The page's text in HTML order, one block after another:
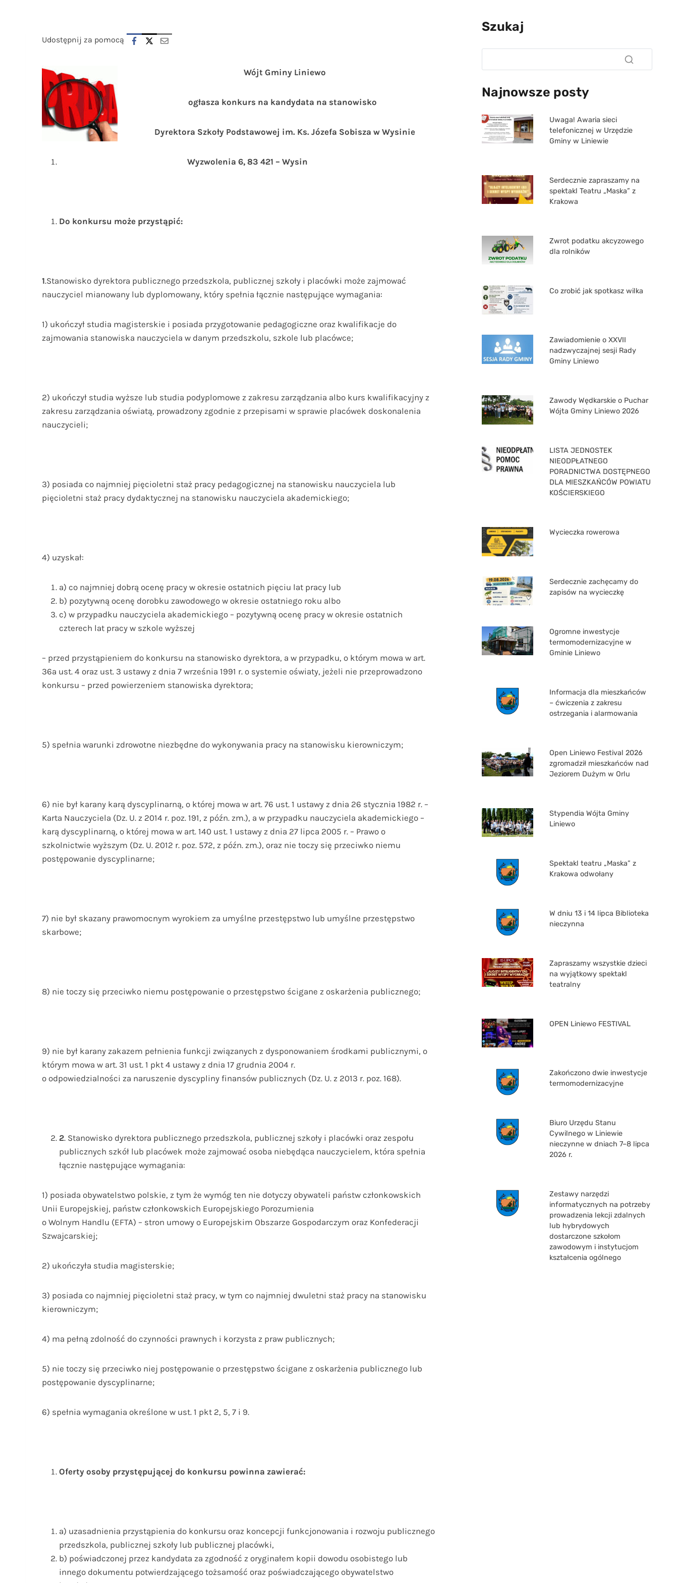
Udostępnij za pomocą
Wójt Gminy Liniewo
ogłasza konkurs na kandydata na stanowisko
Dyrektora Szkoły Podstawowej im. Ks. Józefa Sobisza w Wysinie
Wyzwolenia 6, 83 421 – Wysin
Do konkursu może przystąpić:
1.Stanowisko dyrektora publicznego przedszkola, publicznej szkoły i placówki może zajmować
nauczyciel mianowany lub dyplomowany, który spełnia łącznie następujące wymagania:
1) ukończył studia magisterskie i posiada przygotowanie pedagogiczne oraz kwalifikacje do
zajmowania stanowiska nauczyciela w danym przedszkolu, szkole lub placówce;
2) ukończył studia wyższe lub studia podyplomowe z zakresu zarządzania albo kurs kwalifikacyjny z
zakresu zarządzania oświatą, prowadzony zgodnie z przepisami w sprawie placówek doskonalenia
nauczycieli;
3) posiada co najmniej pięcioletni staż pracy pedagogicznej na stanowisku nauczyciela lub
pięcioletni staż pracy dydaktycznej na stanowisku nauczyciela akademickiego;
4) uzyskał:
a) co najmniej dobrą ocenę pracy w okresie ostatnich pięciu lat pracy lub
b) pozytywną ocenę dorobku zawodowego w okresie ostatniego roku albo
c) w przypadku nauczyciela akademickiego – pozytywną ocenę pracy w okresie ostatnich
czterech lat pracy w szkole wyższej
– przed przystąpieniem do konkursu na stanowisko dyrektora, a w przypadku, o którym mowa w art.
36a ust. 4 oraz ust. 3 ustawy z dnia 7 września 1991 r. o systemie oświaty, jeżeli nie przeprowadzono
konkursu – przed powierzeniem stanowiska dyrektora;
5) spełnia warunki zdrowotne niezbędne do wykonywania pracy na stanowisku kierowniczym;
6) nie był karany karą dyscyplinarną, o której mowa w art. 76 ust. 1 ustawy z dnia 26 stycznia 1982 r. –
Karta Nauczyciela (Dz. U. z 2014 r. poz. 191, z późn. zm.), a w przypadku nauczyciela akademickiego –
karą dyscyplinarną, o której mowa w art. 140 ust. 1 ustawy z dnia 27 lipca 2005 r. – Prawo o
szkolnictwie wyższym (Dz. U. 2012 r. poz. 572, z późn. zm.), oraz nie toczy się przeciwko niemu
postępowanie dyscyplinarne;
7) nie był skazany prawomocnym wyrokiem za umyślne przestępstwo lub umyślne przestępstwo
skarbowe;
8) nie toczy się przeciwko niemu postępowanie o przestępstwo ścigane z oskarżenia publicznego;
9) nie był karany zakazem pełnienia funkcji związanych z dysponowaniem środkami publicznymi, o
którym mowa w art. 31 ust. 1 pkt 4 ustawy z dnia 17 grudnia 2004 r.
o odpowiedzialności za naruszenie dyscypliny finansów publicznych (Dz. U. z 2013 r. poz. 168).
2. Stanowisko dyrektora publicznego przedszkola, publicznej szkoły i placówki oraz zespołu
publicznych szkół lub placówek może zajmować osoba niebędąca nauczycielem, która spełnia
łącznie następujące wymagania:
1) posiada obywatelstwo polskie, z tym że wymóg ten nie dotyczy obywateli państw członkowskich
Unii Europejskiej, państw członkowskich Europejskiego Porozumienia
o Wolnym Handlu (EFTA) – stron umowy o Europejskim Obszarze Gospodarczym oraz Konfederacji
Szwajcarskiej;
2) ukończyła studia magisterskie;
3) posiada co najmniej pięcioletni staż pracy, w tym co najmniej dwuletni staż pracy na stanowisku
kierowniczym;
4) ma pełną zdolność do czynności prawnych i korzysta z praw publicznych;
5) nie toczy się przeciwko niej postępowanie o przestępstwo ścigane z oskarżenia publicznego lub
postępowanie dyscyplinarne;
6) spełnia wymagania określone w ust. 1 pkt 2, 5, 7 i 9.
Oferty osoby przystępującej do konkursu powinna zawierać:
a) uzasadnienia przystąpienia do konkursu oraz koncepcji funkcjonowania i rozwoju publicznego
przedszkola, publicznej szkoły lub publicznej placówki,
b) poświadczonej przez kandydata za zgodność z oryginałem kopii dowodu osobistego lub
innego dokumentu potwierdzającego tożsamość oraz poświadczającego obywatelstwo
Szukaj
Najnowsze posty
Uwaga! Awaria sieci
telefonicznej w Urzędzie
Gminy w Liniewie
Serdecznie zapraszamy na
spektakl Teatru „Maska” z
Krakowa
Zwrot podatku akcyzowego
dla rolników
Co zrobić jak spotkasz wilka
Zawiadomienie o XXVII
nadzwyczajnej sesji Rady
Gminy Liniewo
Zawody Wędkarskie o Puchar
Wójta Gminy Liniewo 2026
LISTA JEDNOSTEK
NIEODPŁATNEGO
PORADNICTWA DOSTĘPNEGO
DLA MIESZKAŃCÓW POWIATU
KOŚCIERSKIEGO
Wycieczka rowerowa
Serdecznie zachęcamy do
zapisów na wycieczkę
Ogromne inwestycje
termomodernizacyjne w
Gminie Liniewo
Informacja dla mieszkańców
– ćwiczenia z zakresu
ostrzegania i alarmowania
Open Liniewo Festival 2026
zgromadził mieszkańców nad
Jeziorem Dużym w Orlu
Stypendia Wójta Gminy
Liniewo
Spektakl teatru „Maska” z
Krakowa odwołany
W dniu 13 i 14 lipca Biblioteka
nieczynna
Zapraszamy wszystkie dzieci
na wyjątkowy spektakl
teatralny
OPEN Liniewo FESTIVAL
Zakończono dwie inwestycje
termomodernizacyjne
Biuro Urzędu Stanu
Cywilnego w Liniewie
nieczynne w dniach 7–8 lipca
2026 r.
Zestawy narzędzi
informatycznych na potrzeby
prowadzenia lekcji zdalnych
lub hybrydowych
dostarczone szkołom
zawodowym i instytucjom
kształcenia ogólnego